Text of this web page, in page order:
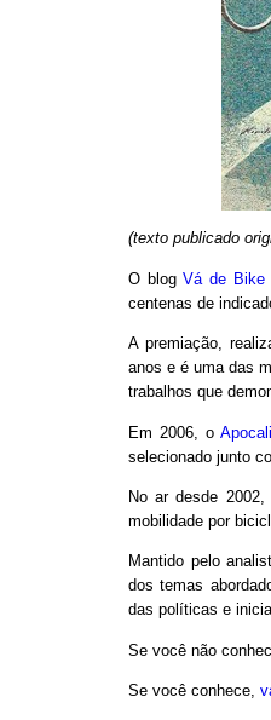
(texto publicado
O blogVá de Bike
centenas de
A premiação,
anos e é uma das
trabalhos que
Em 2006, o
selecionado junto
No ar desde
mobilidade por
Mantido pelo
dos temas
das políticas e
Se você não
Se você conhece,